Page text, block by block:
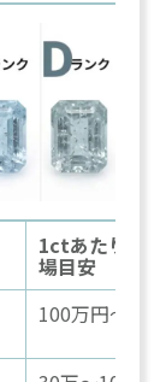
1ctあたりの
場目安
100万円〜